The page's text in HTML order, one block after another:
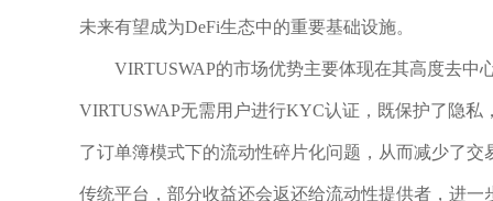
未来有望成为DeFi生态中的重要基础设施。
VIRTUSWAP的市场优势主要体现在其高度去
VIRTUSWAP无需用户进行KYC认证，既保护了隐
了订单簿模式下的流动性碎片化问题，从而减少了
传统平台，部分收益还会返还给流动性提供者，进